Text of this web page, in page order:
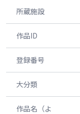
所蔵施設
作品ID
登録番号
大分類
作品名（よ